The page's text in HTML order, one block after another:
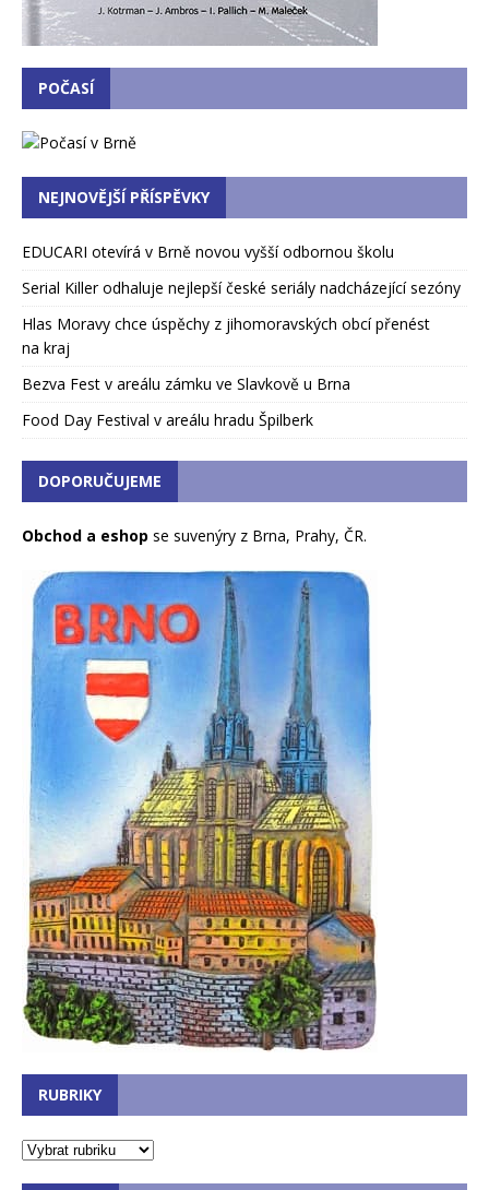
POČASÍ
NEJNOVĚJŠÍ PŘÍSPĚVKY
EDUCARI otevírá v Brně novou vyšší odbornou školu
Serial Killer odhaluje nejlepší české seriály nadcházející sezóny
Hlas Moravy chce úspěchy z jihomoravských obcí přenést
na kraj
Bezva Fest v areálu zámku ve Slavkově u Brna
Food Day Festival v areálu hradu Špilberk
DOPORUČUJEME
Obchod a eshop se suvenýry z Brna, Prahy, ČR.
RUBRIKY